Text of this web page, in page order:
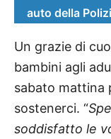
auto della
Un grazie di
bambini agli
sabato mattina
sostenerci. “
soddisfatto le